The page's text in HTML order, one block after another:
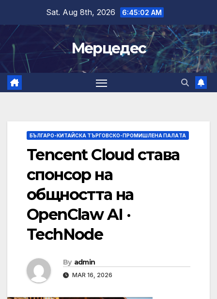
content
Sat. Aug 8th, 2026 6:45:03 AM
Мерцедес
БЪЛГАРО-КИТАЙСКА ТЪРГОВСКО-ПРОМИШЛЕНА ПАЛAТА
Tencent Cloud става
спонсор на
общността на
OpenClaw AI ·
TechNode
By admin
MAR 16, 2026